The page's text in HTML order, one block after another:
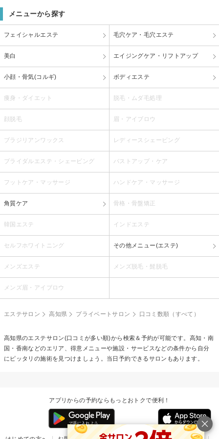
メニューから探す
フェイシャルエステ 毛穴ケア・毛穴エステ
美白 エイジングケア・リフトアップ
小顔・骨気(コルギ) ボディエステ
痩身・ダイエット 脱毛・ムダ毛処理
顔脱毛 眉・アイブロウ
ブラジリアンワックス レディースシェービング
ブライダルエステ・シェービング バストアップ・ケア
フットケア・マッサージ ハンドケア・マッサージ
角質ケア 骨格・骨盤矯正
韓国エステ インドエステ
セルフホワイトニング その他メニュー(エステ)
メンズエステ メンズ脱毛・髭脱毛
メンズ眉・アイブロウ
エステサロン 高知県 プライベートサロン 口コミ数順（すべて）
高知県のエステサロン(口コミが多い順)から検索＆予約が可能です。高知・南
国・香南などのエリア、得意メニューや施設・サービスなどの条件から自分
にピッタリの施術を見つけましょう。当日予約できるサロンもあります。
アプリからの予約ならもっとおトクで便利！